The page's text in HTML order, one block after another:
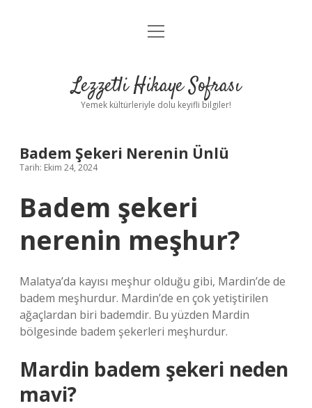
Anasayfa
Yasal Uyarı
menüyü
Lezzetli Hikaye Sofrası
Yemek kültürleriyle dolu keyifli bilgiler!
Badem Şekeri Nerenin Ünlü
Tarih: Ekim 24, 2024
Badem şekeri
nerenin meşhur?
Malatya’da kayısı meşhur olduğu gibi, Mardin’de de
badem meşhurdur. Mardin’de en çok yetiştirilen
ağaçlardan biri bademdir. Bu yüzden Mardin
bölgesinde badem şekerleri meşhurdur.
Mardin badem şekeri neden
mavi?